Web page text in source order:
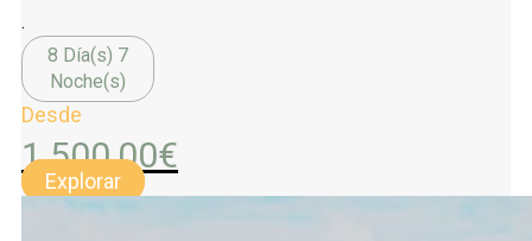
.
8 Día(s) 7
Noche(s)
Desde
1.500,00€
Explorar